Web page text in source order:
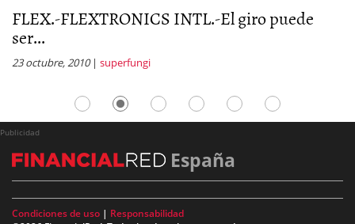
FLEX.-FLEXTRONICS INTL.-El giro puede
ser...
23 octubre, 2010| superfungi
Publicidad
España
Condiciones de uso | Responsabilidad